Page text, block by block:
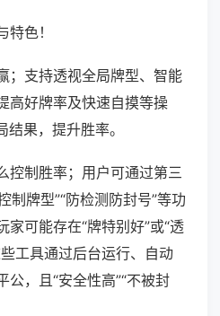
色！
；支持透视全局牌型、智能
高好牌率及快速自摸等操
果，提升胜率。
控制胜率；用户可通过第三
制牌型”“防检测防封号”等功
家可能存在“牌特别好”或“透
工具通过后台运行、自动
，且“安全性高”“不被封